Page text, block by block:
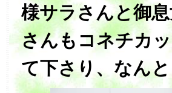
様サラさんと御
さんもコネチカ
て下さり、なん